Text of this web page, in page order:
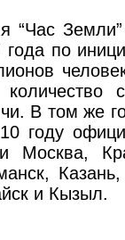
“Час
года по
количество
В том же
году
Москва,
и Кызыл.